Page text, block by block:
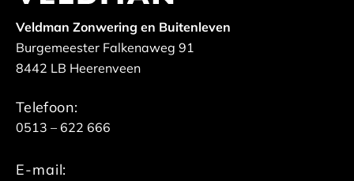
Veldman Zonwering en Buitenleven
Burgemeester Falkenaweg 91
8442 LB Heerenveen
Telefoon:
0513 – 622 666
E-mail: